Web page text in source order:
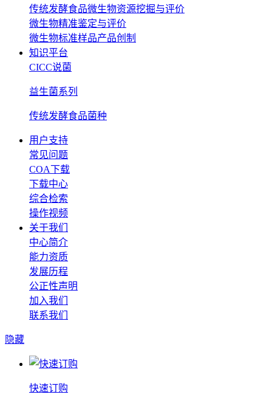
传统发酵食品微生物资源挖掘与评价
微生物精准鉴定与评价
微生物标准样品产品创制
知识平台
CICC说菌
益生菌系列
传统发酵食品菌种
用户支持
常见问题
COA下载
下载中心
综合检索
操作视频
关于我们
中心简介
能力资质
发展历程
公正性声明
加入我们
联系我们
隐藏
快速订购